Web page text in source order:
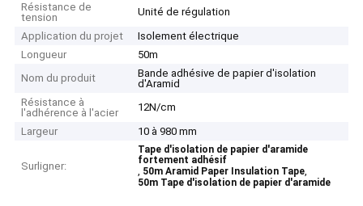
Résistance de
tension
Unité de régulation
Application du projet
Isolement électrique
Longueur
50m
Nom du produit
Bande adhésive de papier d'isolation
d'Aramid
Résistance à
l'adhérence à l'acier
12N/cm
Largeur
10 à 980 mm
Surligner:
Tape d'isolation de papier d'aramide
fortement adhésif
, 50m Aramid Paper Insulation Tape,
50m Tape d'isolation de papier d'aramide